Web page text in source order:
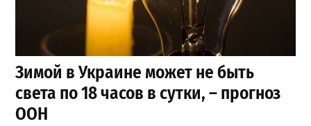
Зимой в Украине может не быть
света по 18 часов в сутки, – прогноз
ООН